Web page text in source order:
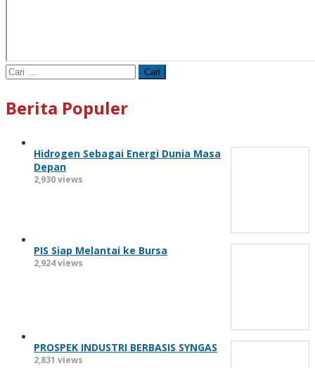
Cari
untuk:
Berita Populer
Hidrogen Sebagai Energi Dunia Masa
Depan
2,930 views
PIS Siap Melantai ke Bursa
2,924 views
PROSPEK INDUSTRI BERBASIS SYNGAS
2,831 views